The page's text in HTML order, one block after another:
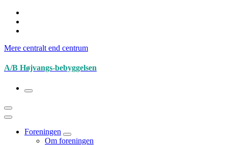
Videre
indhold
Mere centralt end centrum
A/B Højvangs-bebyggelsen
Foreningen
Om foreningen